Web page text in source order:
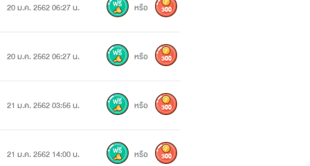
20 ม.ค. 2562 06:27 น. หรือ 300
20 ม.ค. 2562 06:27 น. หรือ 300
21 ม.ค. 2562 03:56 น. หรือ 300
21 ม.ค. 2562 14:00 น. หรือ 300